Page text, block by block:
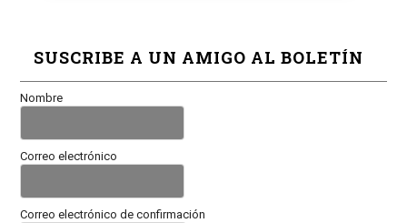
SUSCRIBE A UN AMIGO AL BOLETÍN
Nombre
Correo electrónico
Correo electrónico de confirmación